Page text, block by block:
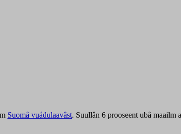
Suomâ vuáđulaavâst. Suullân 6 prooseent ubâ